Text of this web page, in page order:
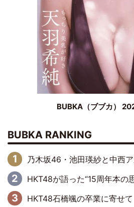
BUBKA（ブブカ）
BUBKA RANKING
乃木坂46・池田瑛紗と中西アルノが「真冬のかき氷」騒動で火花散らす！ 因
HKT48が語った“15周年本の思い出” 大食い特訓・守護霊
HKT48石橋颯の卒業に寄せて “いぶくる”